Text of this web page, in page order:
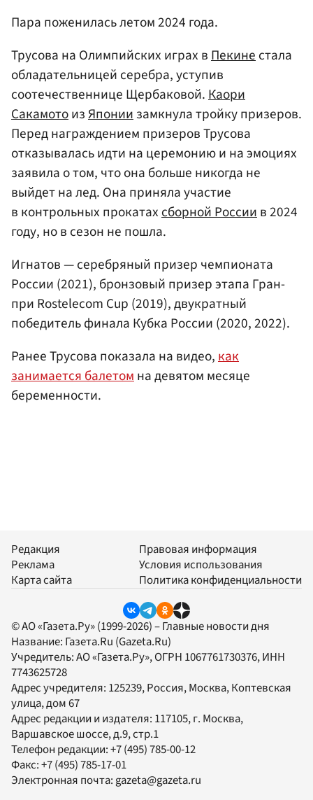
Пара поженилась летом 2024 года.
Трусова на Олимпийских играх вПекинестала
обладательницей серебра, уступив
соотечественнице Щербаковой.Каори
СакамотоизЯпониизамкнула тройку призеров.
Перед награждением призеров Трусова
отказывалась идти на церемонию и на эмоциях
заявила о том, что она больше никогда не
выйдет на лед. Она приняла участие
в контрольных прокатахсборной Россиив 2024
году, но в сезон не пошла.
Игнатов — серебряный призер чемпионата
России (2021), бронзовый призер этапа Гран-
при Rostelecom Cup (2019), двукратный
победитель финала Кубка России (2020, 2022).
Ранее Трусова показала на видео,как
занимается балетомна девятом месяце
беременности.
Редакция
Реклама
Карта сайта
Правовая информация
Условия использования
Политика конфиденциальности
© АО «Газета.Ру» (1999-2026) – Главные новости дня
Название: Газета.Ru (Gazeta.Ru)
Учредитель:АО «Газета.Ру», ОГРН 1067761730376, ИНН
7743625728
Адрес учредителя: 125239, Россия, Москва, Коптевская
улица, дом 67
Адрес редакции и издателя: 117105, г. Москва,
Варшавское шоссе, д.9, стр.1
Телефон редакции:+7 (495) 785-00-12
Факс:+7 (495) 785-17-01
Электронная почта:gazeta@gazeta.ru